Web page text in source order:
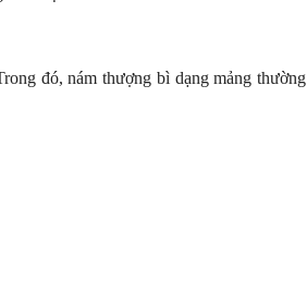
đó, nám thượng bì dạng mảng thường